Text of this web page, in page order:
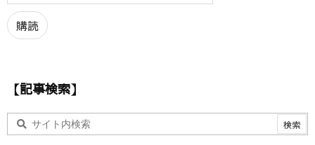
ル
ア
ド
購読
【記事検索】